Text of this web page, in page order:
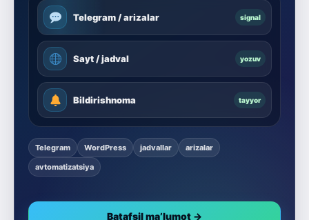
Telegram / arizalar signal
Sayt / jadval yozuv
Bildirishnoma tayyor
Telegram WordPress jadvallar
arizalar
avtomatizatsiya
Batafsil ma’lumot →